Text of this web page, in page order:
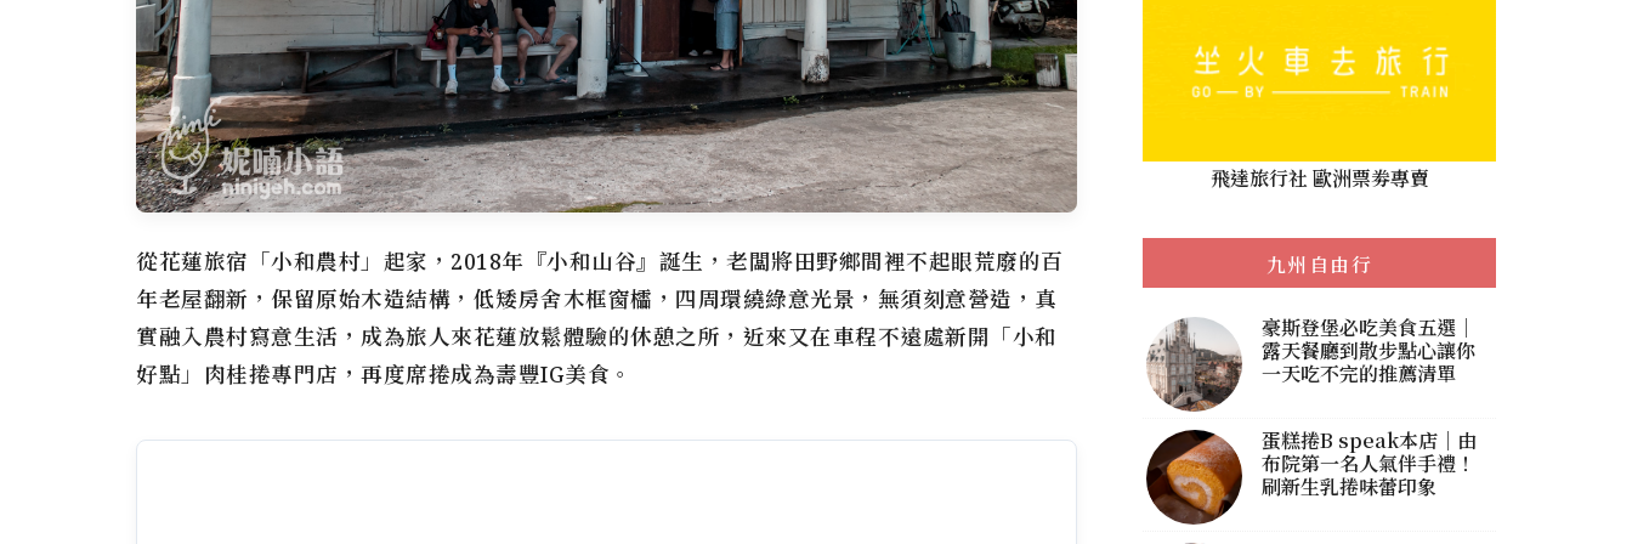
從花蓮旅宿「小和農村」起家，2018年『小和山谷』誕生，老闆將田野鄉間裡不起眼荒廢的百
年老屋翻新，保留原始木造結構，低矮房舍木框窗櫺，四周環繞綠意光景，無須刻意營造，真
實融入農村寫意生活，成為旅人來花蓮放鬆體驗的休憩之所，近來又在車程不遠處新開「小和
好點」肉桂捲專門店，再度席捲成為壽豐IG美食。
飛達旅行社 歐洲票劵專賣
九州自由行
豪斯登堡必吃美食五選｜
露天餐廳到散步點心讓你
一天吃不完的推薦清單
蛋糕捲B speak本店｜由
布院第一名人氣伴手禮！
刷新生乳捲味蕾印象